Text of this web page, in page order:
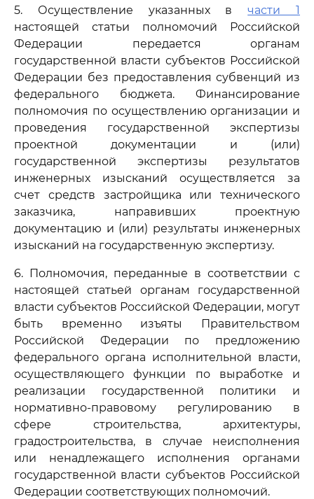
5. Осуществление указанных вчасти 1
настоящей статьи полномочий Российской
Федерации передается органам
государственной власти субъектов Российской
Федерации без предоставления субвенций из
федерального бюджета. Финансирование
полномочия по осуществлению организации и
проведения государственной экспертизы
проектной документации и (или)
государственной экспертизы результатов
инженерных изысканий осуществляется за
счет средств застройщика или технического
заказчика, направивших проектную
документацию и (или) результаты инженерных
изысканий на государственную экспертизу.
6. Полномочия, переданные в соответствии с
настоящей статьей органам государственной
власти субъектов Российской Федерации, могут
быть временно изъяты Правительством
Российской Федерации по предложению
федерального органа исполнительной власти,
осуществляющего функции по выработке и
реализации государственной политики и
нормативно-правовому регулированию в
сфере строительства, архитектуры,
градостроительства, в случае неисполнения
или ненадлежащего исполнения органами
государственной власти субъектов Российской
Федерации соответствующих полномочий.